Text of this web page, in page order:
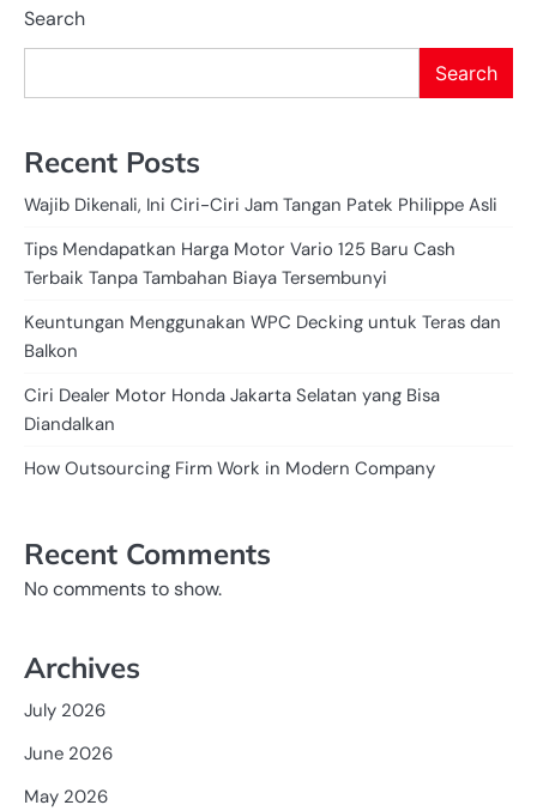
Search
Search
Recent Posts
Wajib Dikenali, Ini Ciri-Ciri Jam Tangan Patek Philippe Asli
Tips Mendapatkan Harga Motor Vario 125 Baru Cash
Terbaik Tanpa Tambahan Biaya Tersembunyi
Keuntungan Menggunakan WPC Decking untuk Teras dan
Balkon
Ciri Dealer Motor Honda Jakarta Selatan yang Bisa
Diandalkan
How Outsourcing Firm Work in Modern Company
Recent Comments
No comments to show.
Archives
July 2026
June 2026
May 2026